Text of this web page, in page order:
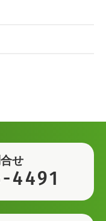
せ
4491